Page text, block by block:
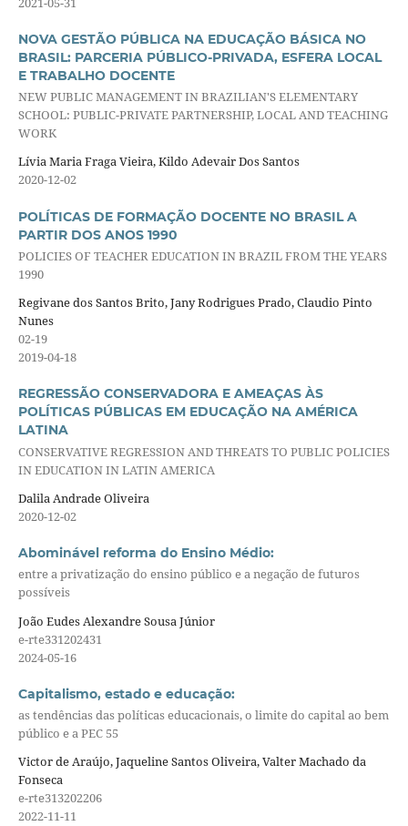
NOVA GESTÃO PÚBLICA NA EDUCAÇÃO BÁSICA NO
BRASIL: PARCERIA PÚBLICO-PRIVADA, ESFERA LOCAL
E TRABALHO DOCENTE
NEW PUBLIC MANAGEMENT IN BRAZILIAN'S ELEMENTARY
SCHOOL: PUBLIC-PRIVATE PARTNERSHIP, LOCAL AND TEACHING
WORK
Lívia Maria Fraga Vieira, Kildo Adevair Dos Santos
2020-12-02
POLÍTICAS DE FORMAÇÃO DOCENTE NO BRASIL A
PARTIR DOS ANOS 1990
POLICIES OF TEACHER EDUCATION IN BRAZIL FROM THE YEARS
1990
Regivane dos Santos Brito, Jany Rodrigues Prado, Claudio Pinto
Nunes
02-19
2019-04-18
REGRESSÃO CONSERVADORA E AMEAÇAS ÀS
POLÍTICAS PÚBLICAS EM EDUCAÇÃO NA AMÉRICA
LATINA
CONSERVATIVE REGRESSION AND THREATS TO PUBLIC POLICIES
IN EDUCATION IN LATIN AMERICA
Dalila Andrade Oliveira
2020-12-02
Abominável reforma do Ensino Médio:
entre a privatização do ensino público e a negação de futuros
possíveis
João Eudes Alexandre Sousa Júnior
e-rte331202431
2024-05-16
Capitalismo, estado e educação:
as tendências das políticas educacionais, o limite do capital ao bem
público e a PEC 55
Victor de Araújo, Jaqueline Santos Oliveira, Valter Machado da
Fonseca
e-rte313202206
2022-11-11